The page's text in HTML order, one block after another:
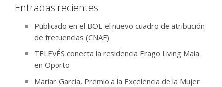
Entradas recientes
Publicado en el BOE el nuevo cuadro de atribución
de frecuencias (CNAF)
TELEVÉS conecta la residencia Erago Living Maia
en Oporto
Marian García, Premio a la Excelencia de la Mujer